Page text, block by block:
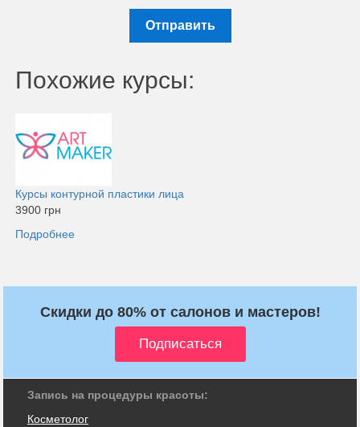
Отправить
Похожие курсы:
Курсы контурной пластики лица
3900 грн
Подробнее
Скидки до 80% от салонов и мастеров!
Запись на процедуры красоты:
Косметолог